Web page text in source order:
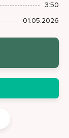
3:50
01.05.2026